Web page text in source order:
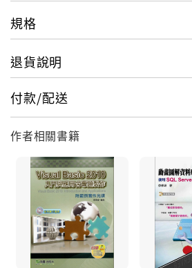
規格
退貨說明
付款/配送
作者相關書籍